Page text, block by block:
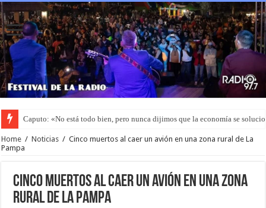
Caputo: «No está todo bien, pero nunca dijimos que la economía se
Home / Noticias / Cinco muertos al caer un avión en una zona rural de La
Pampa
Cinco muertos al caer un avión en una zona
rural de La Pampa